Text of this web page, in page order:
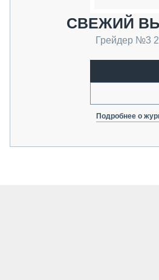
СВЕЖИЙ
Грейдер №3
Подробнее о